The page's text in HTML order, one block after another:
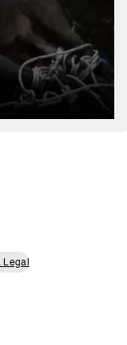
Legal